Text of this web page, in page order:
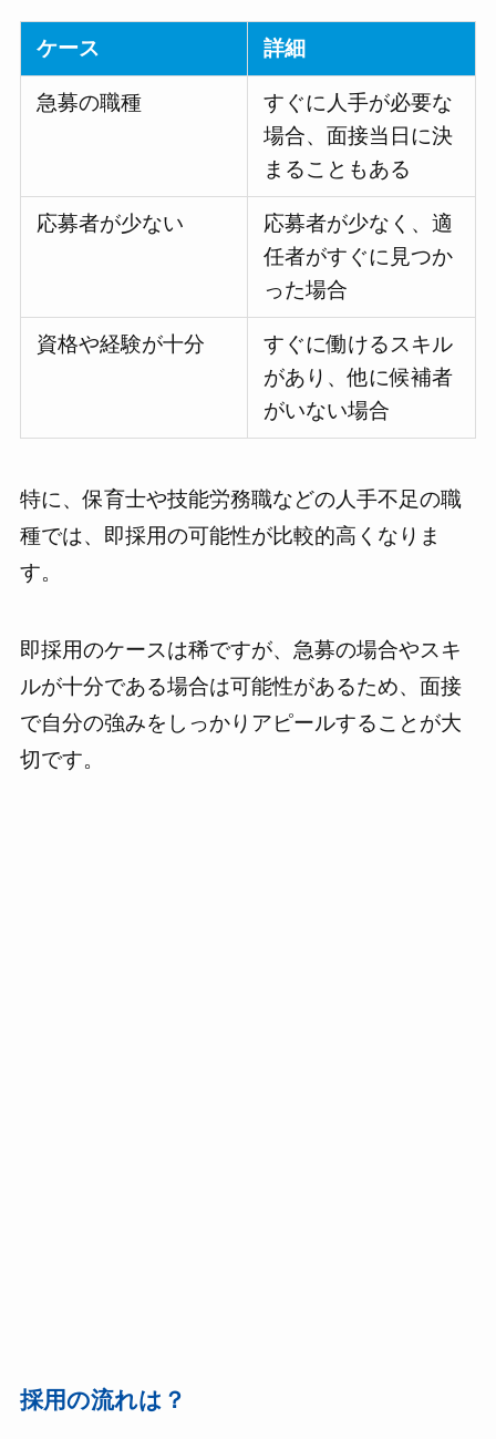
ケース 詳細
急募の職種
すぐに人手が必要な
場合、面接当日に決
まることもある
応募者が少ない
応募者が少なく、適
任者がすぐに見つか
った場合
資格や経験が十分
すぐに働けるスキル
があり、他に候補者
がいない場合
特に、保育士や技能労務職などの人手不足の職
種では、即採用の可能性が比較的高くなりま
す。
即採用のケースは稀ですが、急募の場合やスキ
ルが十分である場合は可能性があるため、面接
で自分の強みをしっかりアピールすることが大
切です。
採用の流れは？